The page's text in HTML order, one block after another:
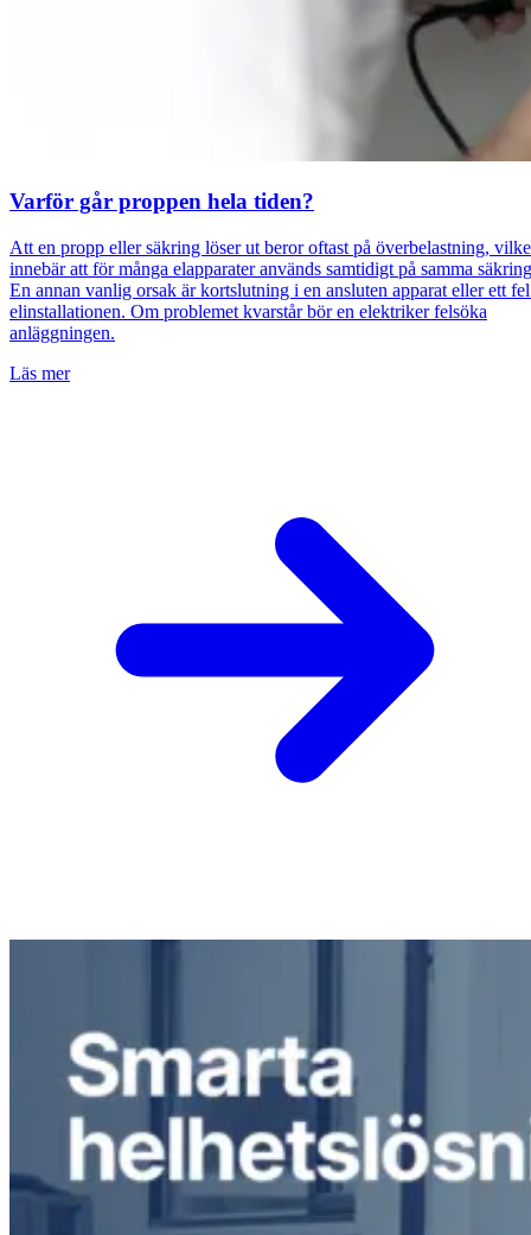
Varför går proppen hela tiden?
Att en propp eller säkring löser ut beror oftast på överbelastning,
innebär att för många elapparater används samtidigt på samma
En annan vanlig orsak är kortslutning i en ansluten apparat eller ett
elinstallationen. Om problemet kvarstår bör en elektriker felsöka
anläggningen.
Läs mer